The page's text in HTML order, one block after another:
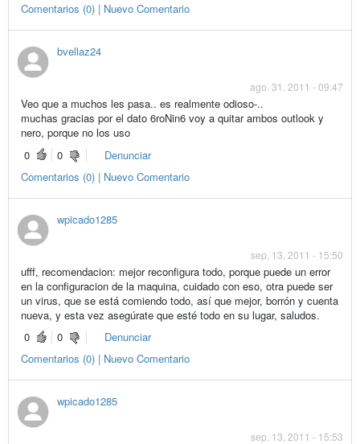
Comentarios (0) | Nuevo Comentario
bvellaz24
ago. 31, 2011 - 09:47
Veo que a muchos les pasa.. es realmente odioso-..
muchas gracias por el dato 6roNin6 voy a quitar ambos outlook y
nero, porque no los uso
0
0
Denunciar
Comentarios (0) | Nuevo Comentario
wpicado1285
sep. 13, 2011 - 15:50
ufff, recomendacion: mejor reconfigura todo, porque puede un error
en la configuracion de la maquina, cuidado con eso, otra puede ser
un virus, que se está comiendo todo, así que mejor, borrón y cuenta
nueva, y esta vez asegúrate que esté todo en su lugar, saludos.
0
0
Denunciar
Comentarios (0) | Nuevo Comentario
wpicado1285
sep. 13, 2011 - 15:53